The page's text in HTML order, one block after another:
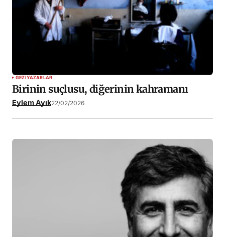
GEZIYAZARLAR
Birinin suçlusu, diğerinin kahramanı
Eylem Ayık22/02/2026